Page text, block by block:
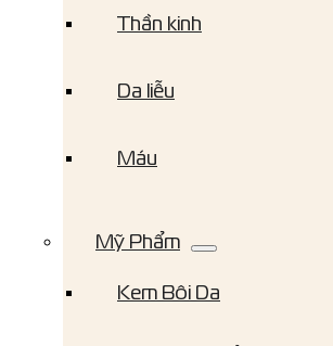
Thần kinh
Da liễu
Máu
Mỹ Phẩm
Kem Bôi Da